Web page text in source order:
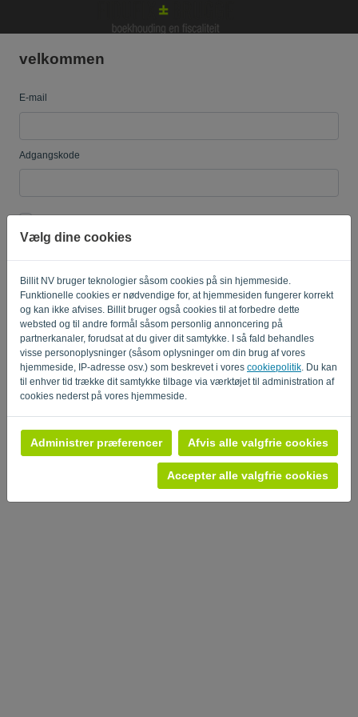
Vælg dine cookies
Billit NV bruger teknologier såsom cookies på sin hjemmeside.
Funktionelle cookies er nødvendige for, at hjemmesiden fungerer korrekt
og kan ikke afvises. Billit bruger også cookies til at forbedre dette
websted og til andre formål såsom personlig annoncering på
partnerkanaler, forudsat at du giver dit samtykke. I så fald behandles
visse personoplysninger (såsom oplysninger om din brug af vores
hjemmeside, IP-adresse osv.) som beskrevet i vores cookiepolitik. Du kan
til enhver tid trække dit samtykke tilbage via værktøjet til administration af
cookies nederst på vores hjemmeside.
Administrer præferencer Afvis alle valgfrie cookies
Accepter alle valgfrie cookies
velkommen
E-mail
Adgangskode
LOG IND
Fortrolighedspolitik-Vilkår og betingelser